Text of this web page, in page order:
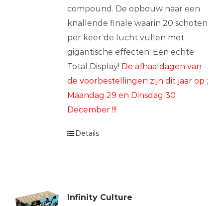
compound. De opbouw naar een
knallende finale waarin 20 schoten
per keer de lucht vullen met
gigantische effecten. Een echte
Total Display! De afhaaldagen van
de voorbestellingen zijn dit jaar op ;
Maandag 29 en Dinsdag 30
December !!!
Details
Infinity Culture